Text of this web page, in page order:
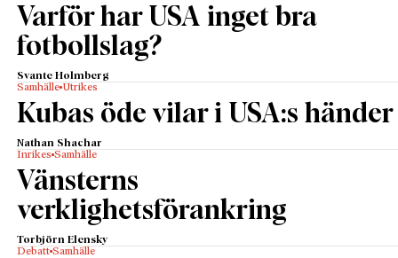
Varför har USA inget bra
fotbollslag?
Svante Holmberg
Samhälle Utrikes
Kubas öde vilar i USA:s händer
Nathan Shachar
Inrikes Samhälle
Vänsterns
verklighetsförankring
Torbjörn Elensky
Debatt Samhälle